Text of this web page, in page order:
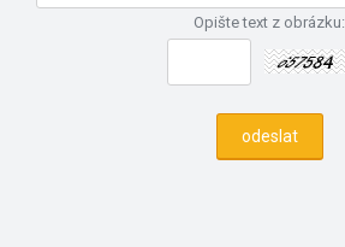
Opište text z obrázku: